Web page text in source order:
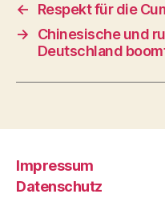
←
Respekt für die
→
Chinesische und
Deutschland
Impressum
Datenschutz